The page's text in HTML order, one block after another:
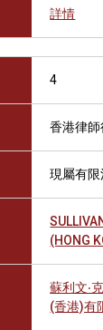
詳情
4
香港律師
現屬有
(HONG
蘇利文‧
(香港)有